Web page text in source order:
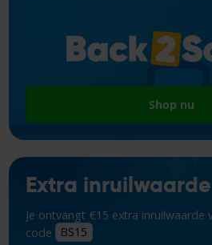
Shop nu
Extra inruilwaarde
Je ontvangt €15 extra inruilwaarde
code
BS15